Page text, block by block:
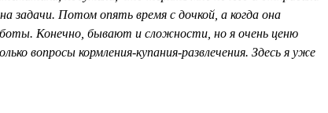
задачи. Потом опять время с дочкой, а когда она
Конечно, бывают и сложности, но я очень ценю
вопросы кормления-купания-развлечения. Здесь я уже